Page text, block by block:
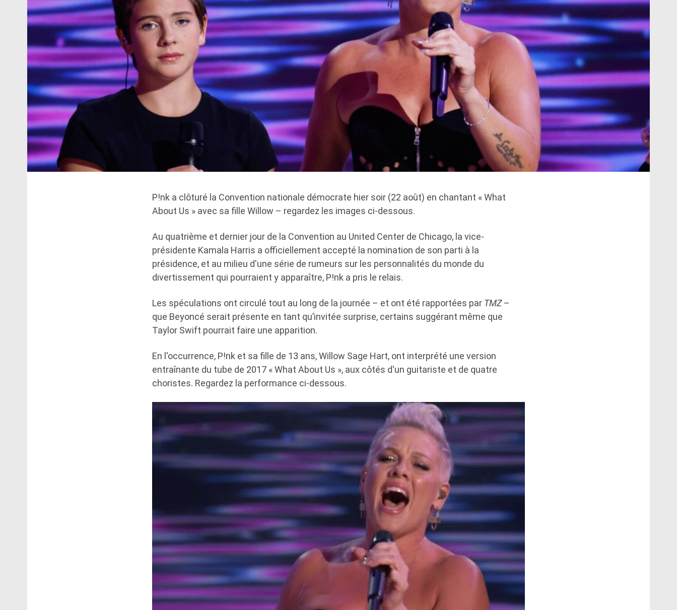
P!nk a clôturé la Convention nationale démocrate hier soir (22 août) en chantant « What
About Us » avec sa fille Willow – regardez les images ci-dessous.
Au quatrième et dernier jour de la Convention au United Center de Chicago, la vice-
présidente Kamala Harris a officiellement accepté la nomination de son parti à la
présidence, et au milieu d'une série de rumeurs sur les personnalités du monde du
divertissement qui pourraient y apparaître, P!nk a pris le relais.
Les spéculations ont circulé tout au long de la journée – et ont été rapportées par TMZ–
que Beyoncé serait présente en tant qu’invitée surprise, certains suggérant même que
Taylor Swift pourrait faire une apparition.
En l'occurrence, P!nk et sa fille de 13 ans, Willow Sage Hart, ont interprété une version
entraînante du tube de 2017 « What About Us », aux côtés d'un guitariste et de quatre
choristes. Regardez la performance ci-dessous.